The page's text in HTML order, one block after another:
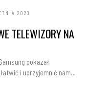
2023
TELEWIZORY NA
pokazał
i uprzyjemnić nam…